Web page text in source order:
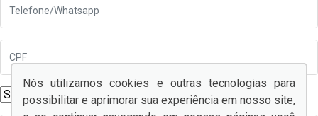
Nós utilizamos cookies e outras tecnologias para
possibilitar e aprimorar sua experiência em nosso site,